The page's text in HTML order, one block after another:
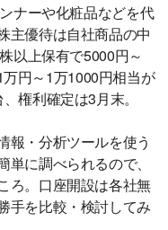
ナーや化粧品などを代
主優待は自社商品の中
以上保有で5000円～
円～1万1000円相当が
権利確定は3月末。
報・分析ツールを使う
に調べられるので、
ろ。口座開設は各社無
手を比較・検討してみ